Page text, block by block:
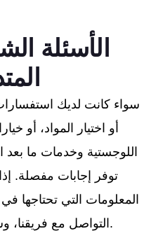
الأسئلة
سواء كانت لديك
أو اختيار المواد، أو
اللوجستية وخدمات ما بعد
توفر إجابات مفصلة.
المعلومات التي تحتاجها
التواصل مع فريقنا، وسنكون سعداء بمساعدتك.